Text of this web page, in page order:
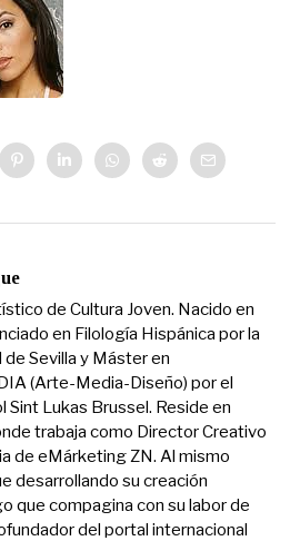
de Cultura Joven. Nacido en
en Filología Hispánica por la
de Sevilla y Máster en
(Arte-Media-Diseño) por el
Sint Lukas Brussel. Reside en
trabaja como Director Creativo
de eMárketing ZN. Al mismo
desarrollando su creación
que compagina con su labor de
del portal internacional